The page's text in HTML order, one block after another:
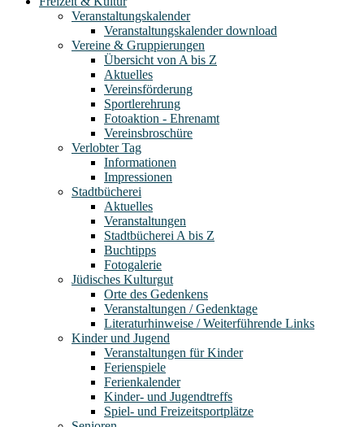
Veranstaltungskalender
Veranstaltungskalender download
Vereine & Gruppierungen
Übersicht von A bis Z
Aktuelles
Vereinsförderung
Sportlerehrung
Fotoaktion - Ehrenamt
Vereinsbroschüre
Verlobter Tag
Informationen
Impressionen
Stadtbücherei
Aktuelles
Veranstaltungen
Stadtbücherei A bis Z
Buchtipps
Fotogalerie
Jüdisches Kulturgut
Orte des Gedenkens
Veranstaltungen / Gedenktage
Literaturhinweise / Weiterführende Links
Kinder und Jugend
Veranstaltungen für Kinder
Ferienspiele
Ferienkalender
Kinder- und Jugendtreffs
Spiel- und Freizeitsportplätze